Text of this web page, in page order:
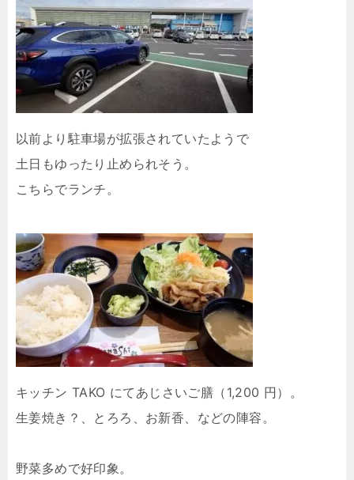
以前より駐車場が拡張されていたようで
土日もゆったり止められそう。
こちらでランチ。
キッチン TAKO にてあじさいご膳（1,200 円）。
生姜焼き？、とろろ、お新香、などの陣容。
野菜多めで好印象。